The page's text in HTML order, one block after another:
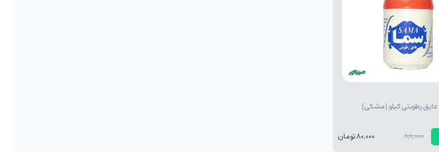
رطوبتی کیلو (مشکی)
88,000 80,000 تومان